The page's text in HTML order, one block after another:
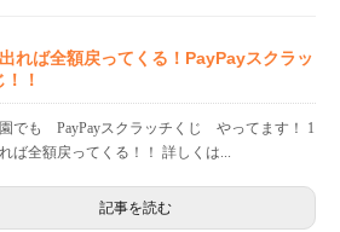
れば全額戻ってくる！PayPayスクラッ
！
でも PayPayスクラッチくじ やってます！ 1
ば全額戻ってくる！！ 詳しくは...
記事を読む